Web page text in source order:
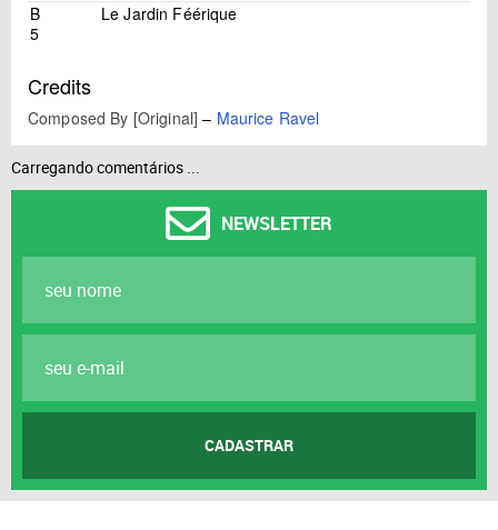
B
5
Le Jardin Féérique
Credits
Composed By [Original] – Maurice Ravel
Carregando comentários ...
NEWSLETTER
CADASTRAR